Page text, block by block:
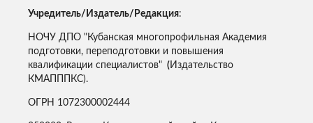
Учредитель/Издатель/Редакция:
НОЧУ ДПО "Кубанская многопрофильная Академия
подготовки, переподготовки и повышения
квалификации специалистов" ( Издательство
КМАПППКС).
ОГРН 1072300002444